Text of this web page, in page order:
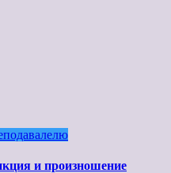
и произношение